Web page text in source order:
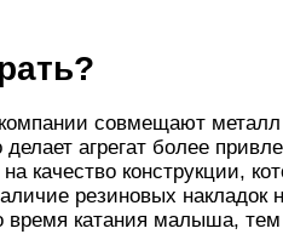
совмещают
делает агрегат более
качество конструкции,
резиновых накладок
время катания малыша,